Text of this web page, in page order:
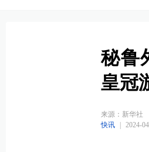
秘鲁
皇冠
来源：新华社
快讯
2024-